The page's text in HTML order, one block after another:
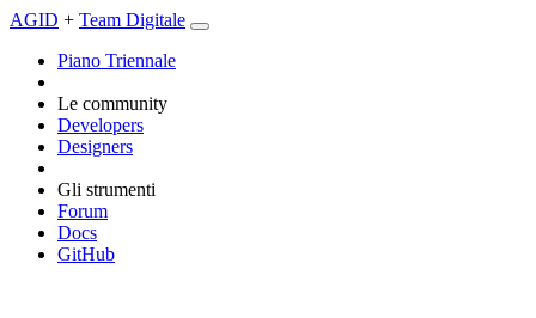
AGID + Team Digitale
Piano Triennale
Le community
Developers
Designers
Gli strumenti
Forum
Docs
GitHub